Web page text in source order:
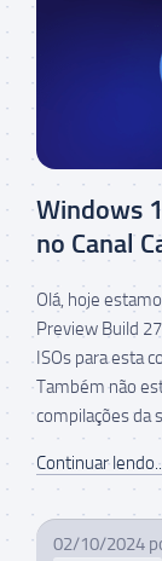
Windows
no Canal
Olá, hoje
Preview Build
ISOs para esta
Também não
compilações da
Continuar
02/10/2024